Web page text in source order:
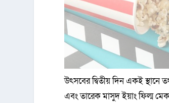
উৎসবের দ্বিতীয় দিন একই স্থানে
এবং তারেক মাসুদ ইয়াং ফিল্ম